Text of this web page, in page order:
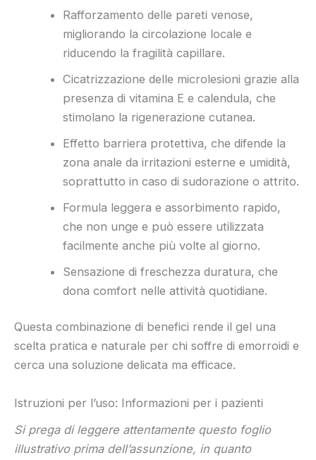
Rafforzamento delle pareti venose,
migliorando la circolazione locale e
riducendo la fragilità capillare.
Cicatrizzazione delle microlesioni grazie alla
presenza di vitamina E e calendula, che
stimolano la rigenerazione cutanea.
Effetto barriera protettiva, che difende la
zona anale da irritazioni esterne e umidità,
soprattutto in caso di sudorazione o attrito.
Formula leggera e assorbimento rapido,
che non unge e può essere utilizzata
facilmente anche più volte al giorno.
Sensazione di freschezza duratura, che
dona comfort nelle attività quotidiane.
Questa combinazione di benefici rende il gel una
scelta pratica e naturale per chi soffre di emorroidi e
cerca una soluzione delicata ma efficace.
Istruzioni per l’uso: Informazioni per i pazienti
Si prega di leggere attentamente questo foglio
illustrativo prima dell’assunzione, in quanto